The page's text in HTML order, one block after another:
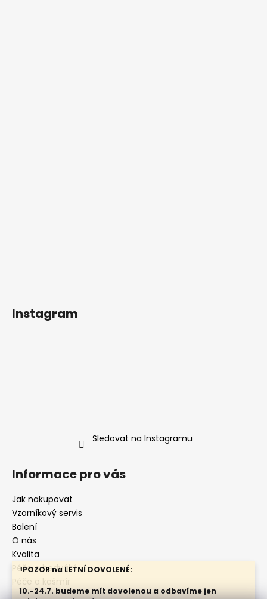
‼️POZOR na LETNÍ DOVOLENÉ:
10.-24.7. budeme mít dovolenou a odbavíme jen
Instagram
Sledovat na Instagramu
Informace pro vás
Jak nakupovat
Vzorníkový servis
Balení
O nás
Kvalita
Péče o hedvábí
Péče o kašmír